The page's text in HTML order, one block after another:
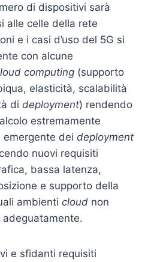
di dispositivi sarà
alle celle della rete
e i casi d’uso del 5G si
con alcune
computing (supporto
elasticità, scalabilità
di deployment) rendendo
estremamente
dei deployment
nuovi requisiti
bassa latenza,
e supporto della
ambienti cloud non
e sfidanti requisiti